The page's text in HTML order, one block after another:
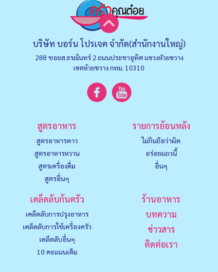
บริษัท บอร์น โปรเจค จำกัด(สำนักงานใหญ่)
288 ซอยส.ธรณินทร์ 2 ถนนประชาอุทิศ แขวงหัวยขวาง
เขตห้วยขวาง กทม. 10310
สูตรอาหาร
สูตรอาหารคาว
สูตรอาหารหวาน
สูตรเครื่องดื่ม
สูตรอื่นๆ
รายการย้อนหลัง
ไม่กินถือว่าผิด
อร่อยแถวนี้
อื่นๆ
เคล็ดลับก้นครัว
เคล็ดลับการปรุงอาหาร
เคล็ดลับการใช้เครื่องครัว
เคล็ดลับอื่นๆ
10 คะแนนเต็ม
ร้านอาหาร
บทความ
ข่าวสาร
ติดต่อเรา